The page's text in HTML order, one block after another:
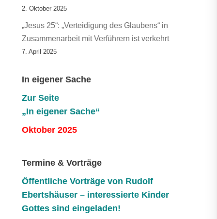
2. Oktober 2025
„Jesus 25“: „Verteidigung des Glaubens“ in
Zusammenarbeit mit Verführern ist verkehrt
7. April 2025
In eigener Sache
Zur Seite
„In eigener Sache“
Oktober 2025
Termine & Vorträge
Öffentliche Vorträge von Rudolf
Ebertshäuser – interessierte Kinder
Gottes sind eingeladen!